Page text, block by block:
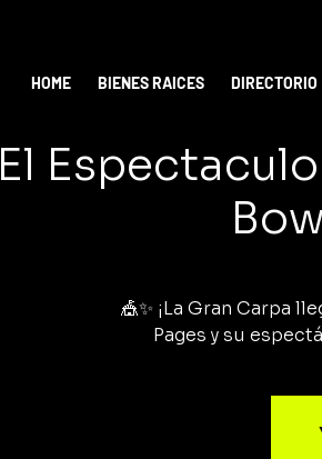
HOME BIENES RAICES DIRECTORIO
El
🎪✨ ¡La Gran Carpa
Pages y su